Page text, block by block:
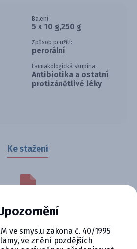
Balení
5 x 10 g,250 g
Způsob použití:
perorální
Farmakologická skupina:
Antibiotika a ostatní
protizánětlivé léky
Ke stažení
304.7 KB
králíky obsahující sulfaklozin.
ve smyslu zákona č. 40/1995
ve znění pozdějších